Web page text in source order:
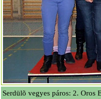
Serdülõ vegyes páros: 2. Oros